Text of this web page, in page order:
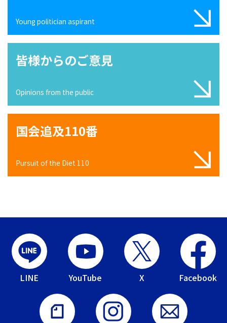
Young politician aspirant
皆様からのご意見
Opinions from the public
国会追及110番
Pursuit of the Diet 110
LINE YouTube X Facebook